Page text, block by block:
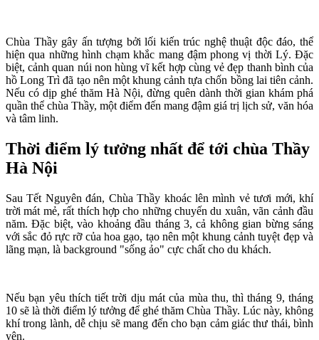
Chùa Thầy gây ấn tượng bởi lối kiến trúc nghệ thuật độc đáo, thể
hiện qua những hình chạm khắc mang đậm phong vị thời Lý. Đặc
biệt, cảnh quan núi non hùng vĩ kết hợp cùng vẻ đẹp thanh bình của
hồ Long Trì đã tạo nên một khung cảnh tựa chốn bồng lai tiên cảnh.
Nếu có dịp ghé thăm Hà Nội, đừng quên dành thời gian khám phá
quần thể chùa Thầy, một điểm đến mang đậm giá trị lịch sử, văn hóa
và tâm linh.
Thời điểm lý tưởng nhất để tới chùa Thầy
Hà Nội
Sau Tết Nguyên đán, Chùa Thầy khoác lên mình vẻ tươi mới, khí
trời mát mẻ, rất thích hợp cho những chuyến du xuân, vãn cảnh đầu
năm. Đặc biệt, vào khoảng đầu tháng 3, cả không gian bừng sáng
với sắc đỏ rực rỡ của hoa gạo, tạo nên một khung cảnh tuyệt đẹp và
lãng mạn, là background "sống ảo" cực chất cho du khách.
Nếu bạn yêu thích tiết trời dịu mát của mùa thu, thì tháng 9, tháng
10 sẽ là thời điểm lý tưởng để ghé thăm Chùa Thầy. Lúc này, không
khí trong lành, dễ chịu sẽ mang đến cho bạn cảm giác thư thái, bình
yên.